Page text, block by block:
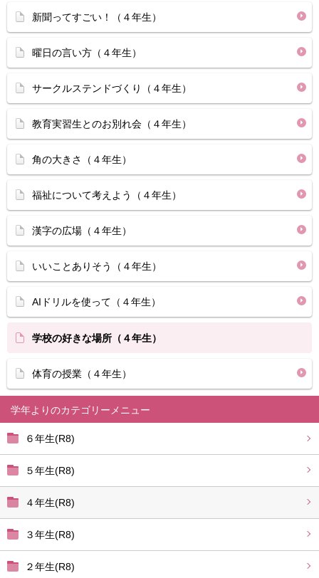
学年より
６年生(R8)
５年生(R8)
４年生(R8)
３年生(R8)
２年生(R8)
新聞ってすごい！（４年生）
曜日の言い方（４年生）
サークルステンドづくり（４年生）
教育実習生とのお別れ会（４年生）
角の大きさ（４年生）
福祉について考えよう（４年生）
漢字の広場（４年生）
いいことありそう（４年生）
AIドリルを使って（４年生）
学校の好きな場所（４年生）
体育の授業（４年生）